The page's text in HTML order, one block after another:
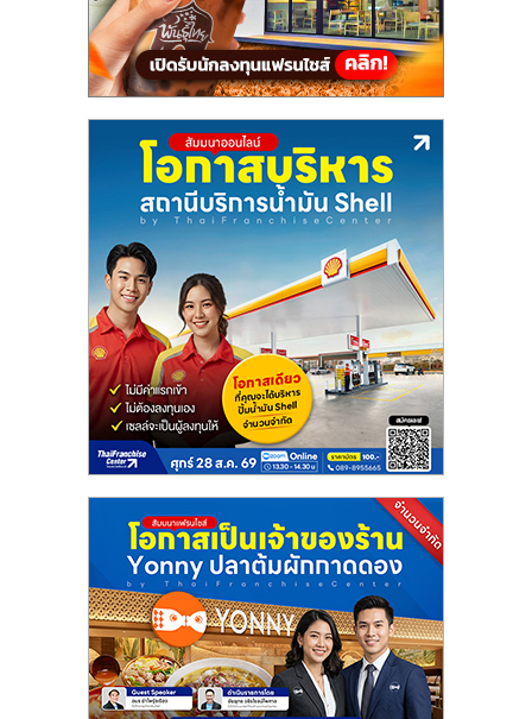
ไชส์,
รวม
แฟ
ไชส์
ขาย
แฟ
ไชส์
แฟ